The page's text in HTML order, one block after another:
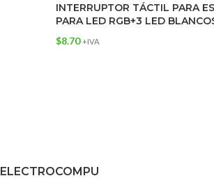
INTERRUPTOR TÁCTIL PARA
PARA LED RGB+3 LED
$8.70 +IVA
ELECTROCOMPU